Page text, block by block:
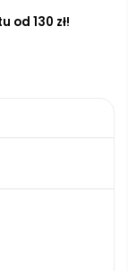
od 130 zł!